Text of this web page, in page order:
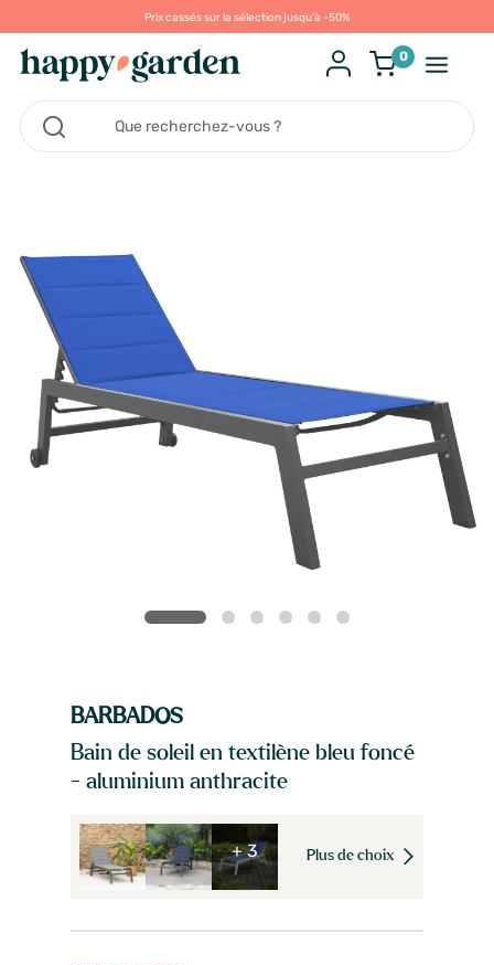
Prix cassés sur la sélection jusqu'à -50%
0
BARBADOS
Bain de soleil en textilène bleu foncé
- aluminium anthracite
+ 3 Plus de choix